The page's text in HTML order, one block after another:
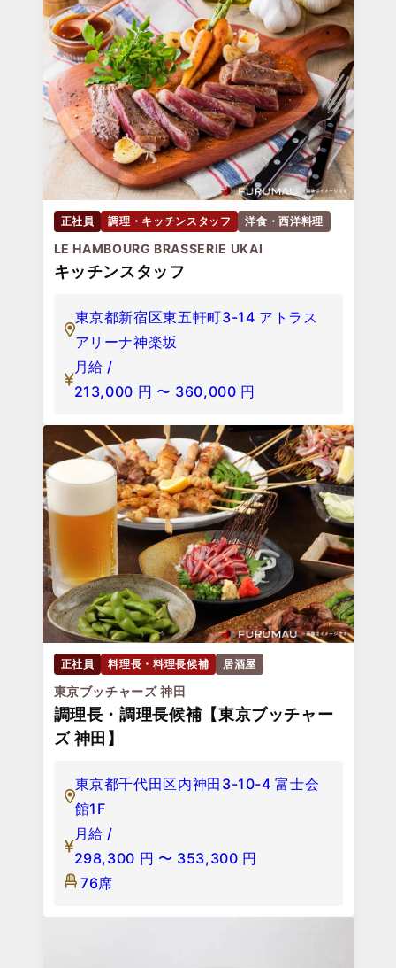
正社員 調理・キッチンスタッフ 洋食・西洋料理
LE HAMBOURG BRASSERIE UKAI
キッチンスタッフ
東京都新宿区東五軒町3-14 アトラス
アリーナ神楽坂
月給 /
213,000 円 〜 360,000 円
正社員 料理長・料理長候補 居酒屋
東京ブッチャーズ 神田
調理長・調理長候補【東京ブッチャー
ズ 神田】
東京都千代田区内神田3-10-4 富士会
館1F
月給 /
298,300 円 〜 353,300 円
76席